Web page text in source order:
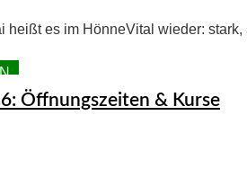
heißt es im HönneVital wieder:
Öffnungszeiten & Kurse